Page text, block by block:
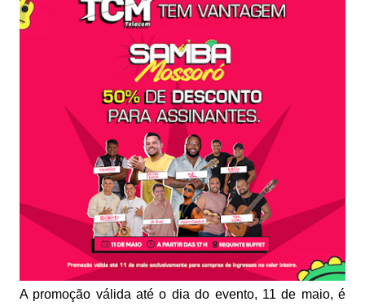
A promoção válida até o dia do evento, 11 de maio, é